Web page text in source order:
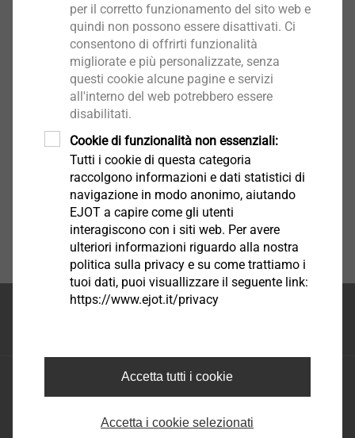
EJOT S.A.S. di EJOT Tecnologie di fissaggio S.R.L.
Via Marco Polo 16 - 35011 Campodarsego Padova
Tel.: +39 049 986 9000
per il corretto funzionamento del sito web e
quindi non possono essere disattivati. Ci
consentono di offrirti funzionalità
migliorate e più personalizzate, senza
questi cookie alcune pagine e servizi
all'interno del web potrebbero essere
disabilitati.
Cookie di funzionalità non essenziali:
Tutti i cookie di questa categoria
raccolgono informazioni e dati statistici di
navigazione in modo anonimo, aiutando
EJOT a capire come gli utenti
interagiscono con i siti web. Per avere
ulteriori informazioni riguardo alla nostra
politica sulla privacy e su come trattiamo i
tuoi dati, puoi visuallizzare il seguente link:
https://www.ejot.it/privacy
Accetta tutti i cookie
Accetta i cookie selezionati